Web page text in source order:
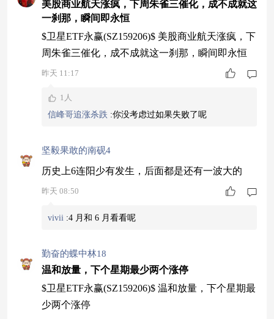
美股商业航天涨疯，下周朱雀三催化，成不成就这
一刹那，瞬间即永恒
$卫星ETF永赢(SZ159206)$ 美股商业航天涨疯，下
周朱雀三催化，成不成就这一刹那，瞬间即永恒
昨天 11:17
1人
信峰哥追涨杀跌 :你没考虑过如果失败了呢
坚毅果敢的南砚4
历史上6连阳少有发生，后面都是还有一波大的
昨天 08:50
vivii :4 月和 6 月看看呢
勤奋的蝶中林18
温和放量，下个星期最少两个涨停
$卫星ETF永赢(SZ159206)$ 温和放量，下个星期最
少两个涨停